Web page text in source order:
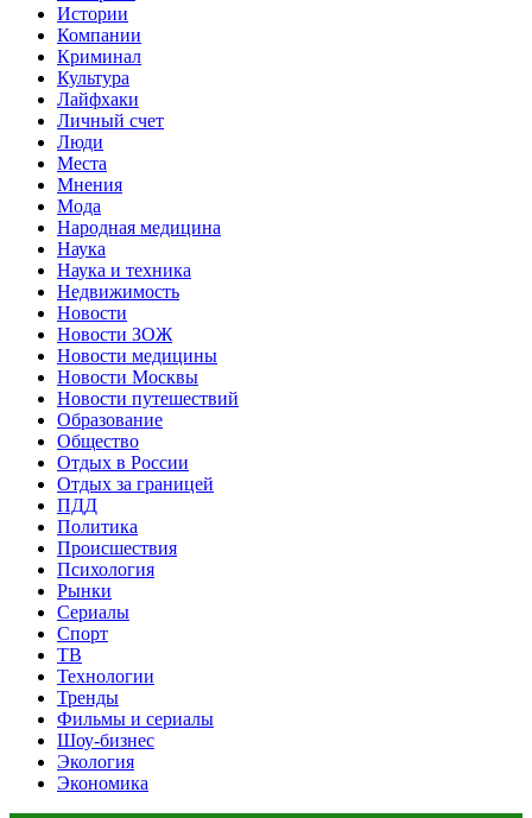
Истории
Компании
Криминал
Культура
Лайфхаки
Личный счет
Люди
Места
Мнения
Мода
Народная медицина
Наука
Наука и техника
Недвижимость
Новости
Новости ЗОЖ
Новости медицины
Новости Москвы
Новости путешествий
Образование
Общество
Отдых в России
Отдых за границей
ПДД
Политика
Происшествия
Психология
Рынки
Сериалы
Спорт
ТВ
Технологии
Тренды
Фильмы и сериалы
Шоу-бизнес
Экология
Экономика